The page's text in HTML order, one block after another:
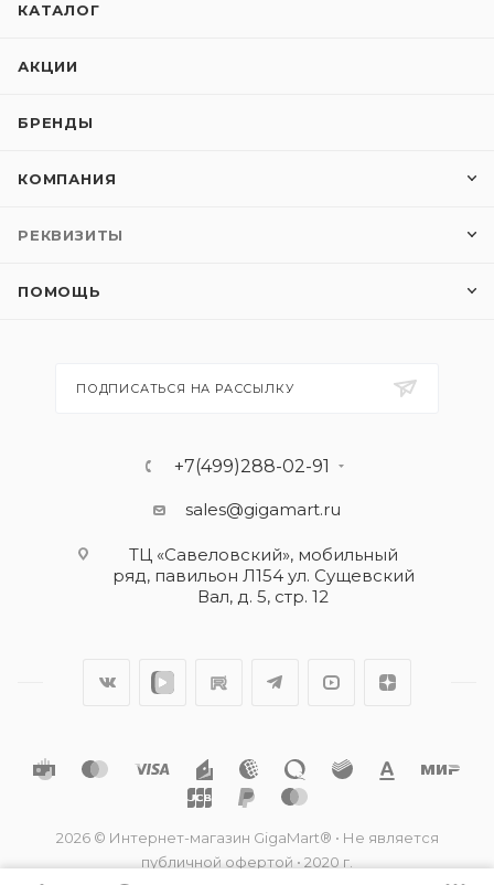
КАТАЛОГ
АКЦИИ
БРЕНДЫ
КОМПАНИЯ
РЕКВИЗИТЫ
ПОМОЩЬ
ПОДПИСАТЬСЯ НА РАССЫЛКУ
+7(499)288-02-91
sales@gigamart.ru
ТЦ «Савеловский», мобильный
ряд, павильон Л154 ул. Сущевский
Вал, д. 5, стр. 12
2026 © Интернет-магазин GigaMart® • Не является
публичной офертой • 2020 г.